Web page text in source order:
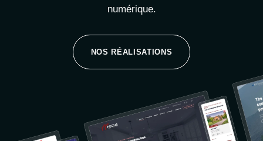
numérique.
NOS RÉALISATIONS